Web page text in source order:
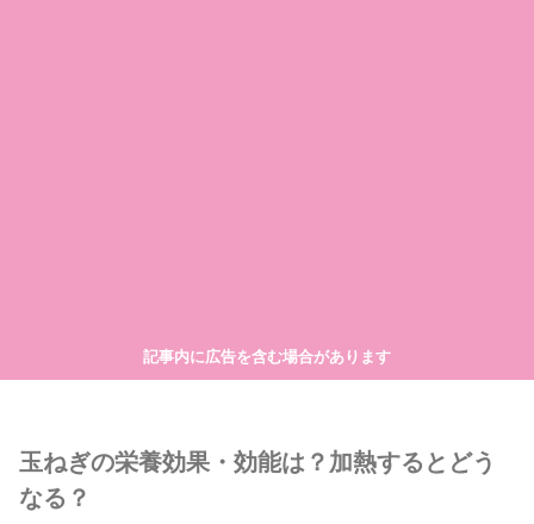
記事内に広告を含む場合があります
玉ねぎの栄養効果・効能は？加熱するとどう
なる？